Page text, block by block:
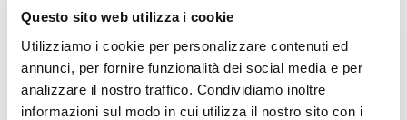
Questo sito web utilizza i cookie
Utilizziamo i cookie per personalizzare contenuti ed
annunci, per fornire funzionalità dei social media e per
analizzare il nostro traffico. Condividiamo inoltre
informazioni sul modo in cui utilizza il nostro sito con i